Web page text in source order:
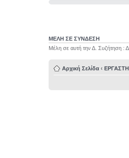
ΜΕΛΗ ΣΕ ΣΥΝΔΕΣΗ
Μέλη σε αυτή την Δ. Συζήτηση :
Αρχική Σελίδα ‹